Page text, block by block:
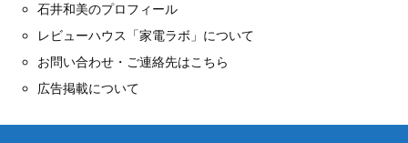
石井和美のプロフィール
レビューハウス「家電ラボ」について
お問い合わせ・ご連絡先はこちら
広告掲載について